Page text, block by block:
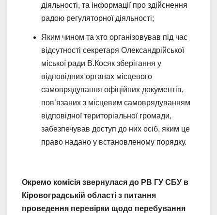
діяльності, та інформації про здійснення
радою регуляторної діяльності;
Яким чином та хто організовував під час
відсутності секретаря Олександрійської
міської ради В.Косяк зберігання у
відповідних органах місцевого
самоврядування офіційних документів,
пов’язаних з місцевим самоврядуванням
відповідної територіальної громади,
забезпечував доступ до них осіб, яким це
право надано у встановленому порядку.
Окремо комісія звернулася до РВ ГУ СБУ в
Кіровоградській області з питання
проведення перевірки щодо перебування